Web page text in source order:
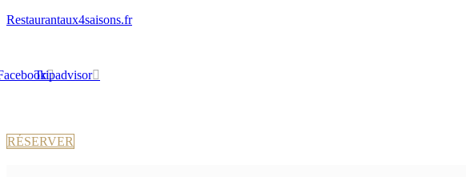
Restaurantaux4saisons.fr
Tripadvisor
RÉSERVER